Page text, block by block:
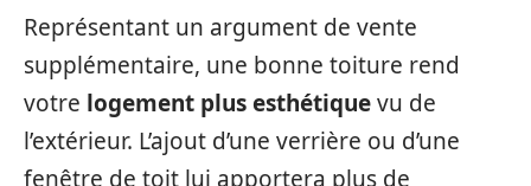
Représentant un argument de vente
supplémentaire, une bonne toiture rend
votre logement plus esthétiquevu de
l’extérieur. L’ajout d’une verrière ou d’une
fenêtre de toit lui apportera plus de